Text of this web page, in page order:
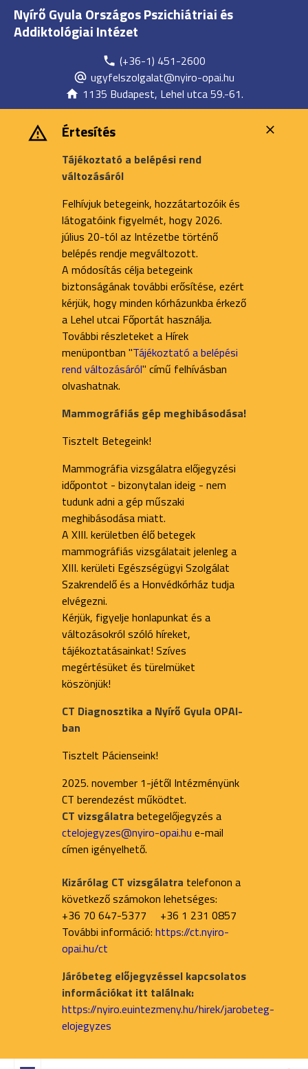
Nyírő Gyula Országos Pszichiátriai és
Addiktológiai Intézet
(+36-1) 451-2600
ugyfelszolgalat@nyiro-opai.hu
1135 Budapest, Lehel utca 59.-61.
Értesítés
Tájékoztató a belépési rend
változásáról
Felhívjuk betegeink, hozzátartozóik és
látogatóink figyelmét, hogy 2026.
július 20-tól az Intézetbe történő
belépés rendje megváltozott.
A módosítás célja betegeink
biztonságának további erősítése, ezért
kérjük, hogy minden kórházunkba érkező
a Lehel utcai Főportát használja.
További részleteket a Hírek
menüpontban "Tájékoztató a belépési
rend változásáról" című felhívásban
olvashatnak.
Mammográfiás gép meghibásodása!
Tisztelt Betegeink!
Mammográfia vizsgálatra előjegyzési
időpontot - bizonytalan ideig - nem
tudunk adni a gép műszaki
meghibásodása miatt.
A XIII. kerületben élő betegek
mammográfiás vizsgálatait jelenleg a
XIII. kerületi Egészségügyi Szolgálat
Szakrendelő és a Honvédkórház tudja
elvégezni.
Kérjük, figyelje honlapunkat és a
változásokról szóló híreket,
tájékoztatásainkat! Szíves
megértésüket és türelmüket
köszönjük!
CT Diagnosztika a Nyírő Gyula OPAI-
ban
Tisztelt Pácienseink!
2025. november 1-jétől Intézményünk
CT berendezést működtet.
CT vizsgálatra betegelőjegyzés a
ctelojegyzes@nyiro-opai.hu e-mail
címen igényelhető.
Kizárólag CT vizsgálatra telefonon a
következő számokon lehetséges:
+36 70 647-5377 +36 1 231 0857
További információ: https://ct.nyiro-
opai.hu/ct
Járóbeteg előjegyzéssel kapcsolatos
információkat itt találnak:
https://nyiro.euintezmeny.hu/hirek/jarobeteg-
elojegyzes